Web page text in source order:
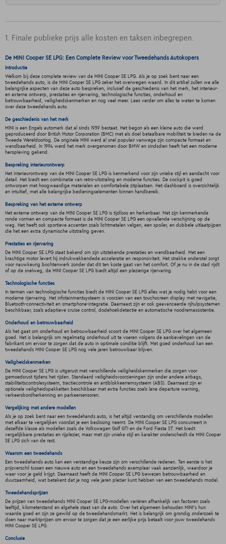
1. Finale publieke prijs alle kosten en taksen inbegrepen.
De MINI Cooper SE LPG: Een Complete Review voor Tweedehands Autokopers
Introductie
Welkom bij deze complete review van de MINI Cooper SE LPG. Als je op zoek bent naar een
tweedehands auto, is de MINI Cooper SE LPG zeker het overwegen waard. In dit artikel zullen we alle
belangrijke aspecten van deze auto bespreken, inclusief de geschiedenis van het merk, het interieur-
en externe ontwerp, prestaties en rijervaring, technologische functies, onderhoud en
betrouwbaarheid, veiligheidskenmerken en nog veel meer. Lees verder om alles te weten te komen
over deze tweedehands auto.
De geschiedenis van het merk
MINI is een Engels automerk dat al sinds 1959 bestaat. Het begon als een kleine auto die werd
geproduceerd door British Motor Corporation (BMC) met als doel betaalbare mobiliteit te bieden na de
Tweede Wereldoorlog. De originele MINI werd al snel populair vanwege zijn compacte formaat en
wendbaarheid. In 1994 werd het merk overgenomen door BMW en sindsdien heeft het een moderne
heropleving gekend.
Bespreking interieurontwerp
Het interieurontwerp van de MINI Cooper SE LPG is kenmerkend voor zijn unieke stijl en aandacht voor
detail. Het biedt een combinatie van retro-uitstraling en moderne functies. De cockpit is goed
ontworpen met hoogwaardige materialen en comfortabele zitplaatsen. Het dashboard is overzichtelijk
en intuïtief, met alle belangrijke bedieningselementen binnen handbereik.
Bespreking van het externe ontwerp
Het externe ontwerp van de MINI Cooper SE LPG is tijdloos en herkenbaar. Met zijn kenmerkende
ronde vormen en compacte formaat is de MINI Cooper SE LPG een opvallende verschijning op de
weg. Het heeft ook sportieve accenten zoals lichtmetalen velgen, een spoiler, en dubbele uitlaatpijpen
die het een extra dynamische uitstraling geven.
Prestaties en rijervaring
De MINI Cooper SE LPG staat bekend om zijn uitstekende prestaties en wendbaarheid. Met een
krachtige motor levert hij indrukwekkendede acceleratie en responsiviteit. Het strakke onderstel zorgt
voor nauwkeurig bochtenwerk zonder dat dit ten koste gaat van het comfort. Of je nu in de stad rijdt
of op de snelweg, de MINI Cooper SE LPG biedt altijd een plezierige rijervaring.
Technologische functies
In termen van technologische functies biedt de MINI Cooper SE LPG alles wat je nodig hebt voor een
moderne rijervaring. Het infotainmentsysteem is voorzien van een touchscreen display met navigatie,
Bluetooth-connectiviteit en smartphone-integratie. Daarnaast zijn er ook geavanceerde rijhulpsystemen
beschikbaar, zoals adaptieve cruise control, dodehoekdetectie en automatische noodremassistentie.
Onderhoud en betrouwbaarheid
Als het gaat om onderhoud en betrouwbaarheid scoort de MINI Cooper SE LPG over het algemeen
goed. Het is belangrijk om regelmatig onderhoud uit te voeren volgens de aanbevelingen van de
fabrikant om ervoor te zorgen dat de auto in optimale conditie blijft. Met goed onderhoud kan een
tweedehands MINI Cooper SE LPG nog vele jaren betrouwbaar blijven.
Veiligheidskenmerken
De MINI Cooper SE LPG is uitgerust met verschillende veiligheidskenmerken die zorgen voor
gemoedsrust tijdens het rijden. Standaard veiligheidsvoorzieningen zijn onder andere airbags,
stabiliteitscontrolesysteem, tractiecontrole en antiblokkeerremsysteem (ABS). Daarnaast zijn er
optionele veiligheidspakketten beschikbaar met extra functies zoals lane departure warning,
verkeersbordherkenning en parkeersensoren.
Vergelijking met andere modellen
Als je op zoek bent naar een tweedehands auto, is het altijd verstandig om verschillende modellen
met elkaar te vergelijken voordat je een beslissing neemt. De MINI Cooper SE LPG concurreert in
dezelfde klasse als modellen zoals de Volkswagen Golf GTI en de Ford Fiesta ST. Het biedt
vergelijkbare prestaties en rijplezier, maar met zijn unieke stijl en karakter onderscheidt de MINI Cooper
SE LPG zich van de rest.
Waarom een tweedehands
Een tweedehands auto kan een verstandige keuze zijn om verschillende redenen. Ten eerste is het
prijsverschil tussen een nieuwe auto en een tweedehands exemplaar vaak aanzienlijk, waardoor je
waar voor je geld krijgt. Daarnaast heeft de MINI Cooper SE LPG bewezen betrouwbaarheid en
duurzaamheid, wat betekent dat je nog vele jaren plezier kunt hebben van een tweedehands model.
Tweedehandsprijzen
De prijzen van tweedehands MINI Cooper SE LPG-modellen variëren afhankelijk van factoren zoals
leeftijd, kilometerstand en algehele staat van de auto. Over het algemeen behouden MINI's hun
waarde goed en zijn ze gewild op de tweedehandsmarkt. Het is belangrijk om grondig onderzoek te
doen naar marktprijzen om ervoor te zorgen dat je een eerlijke prijs betaalt voor jouw tweedehands
MINI Cooper SE LPG.
Conclusie